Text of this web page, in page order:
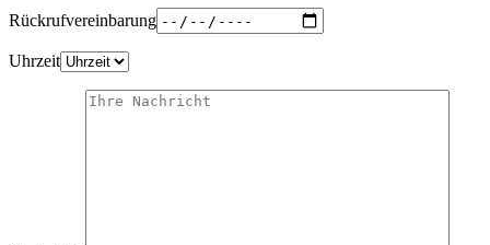
Rückrufvereinbarung
Uhrzeit